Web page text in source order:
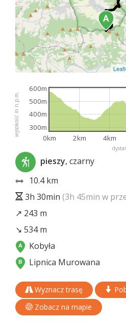
wysokość m n.p.m.
0km 2km 4km
300m
400m
500m
600m
pieszy, czarny
10.4 km
3h 30min (3h 45min w
↗ 243 m
↘ 534 m
Kobyła
Lipnica Murowana
Wyznacz trasę
Zobacz na mapie